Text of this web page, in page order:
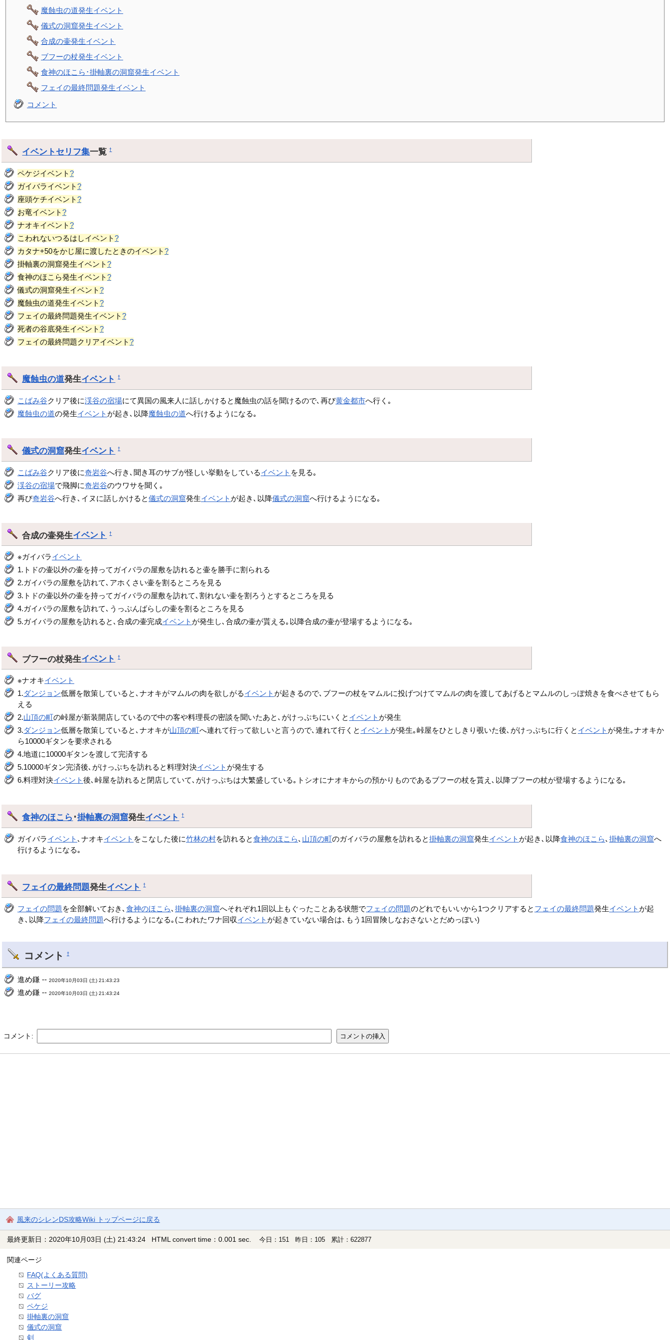
魔蝕虫の道発生イベント
儀式の洞窟発生イベント
合成の壷発生イベント
ブフーの杖発生イベント
食神のほこら･掛軸裏の洞窟発生イベント
フェイの最終問題発生イベント
コメント
イベント セリフ集一覧†
ペケジイベント?
ガイバライベント?
座頭ケチイベント?
お竜イベント?
ナオキイベント?
こわれないつるはしイベント?
カタナ+50をかじ屋に渡したときのイベント?
掛軸裏の洞窟発生イベント?
食神のほこら発生イベント?
儀式の洞窟発生イベント?
魔蝕虫の道発生イベント?
フェイの最終問題発生イベント?
死者の谷底発生イベント?
フェイの最終問題クリアイベント?
魔蝕虫の道発生イベント †
こばみ谷クリア後に渓谷の宿場にて異国の風来人に話しかけると魔蝕虫の話を聞けるので､再び黄金都市へ行く｡
魔蝕虫の道の発生イベント が起き､以降魔蝕虫の道へ行けるようになる｡
儀式の洞窟発生イベント †
こばみ谷クリア後に奇岩谷へ行き､聞き耳のサブが怪しい挙動をしているイベント を見る｡
渓谷の宿場で飛脚に奇岩谷のウワサを聞く｡
再び奇岩谷へ行き､イヌに話しかけると儀式の洞窟発生イベント が起き､以降儀式の洞窟へ行けるようになる｡
合成の壷発生イベント †
※ガイバライベント
1.トドの壷以外の壷を持ってガイバラの屋敷を訪れると壷を勝手に割られる
2.ガイバラの屋敷を訪れて､アホくさい壷を割るところを見る
3.トドの壷以外の壷を持ってガイバラの屋敷を訪れて､割れない壷を割ろうとするところを見る
4.ガイバラの屋敷を訪れて､うっぷんばらしの壷を割るところを見る
5.ガイバラの屋敷を訪れると､合成の壷完成イベント が発生し､合成の壷が貰える｡以降合成の壷が登場するようになる｡
ブフーの杖発生イベント †
※ナオキイベント
1.ダンジョン低層を散策していると､ナオキがマムルの肉を欲しがるイベント が起きるので､ブフーの杖をマムルに投げつけてマムルの肉を渡してあげるとマムルのしっぽ焼きを食べさせてもら
える
2.山頂の町の峠屋が新装開店しているので中の客や料理長の密談を聞いたあと､がけっぷちにいくと イベント が発生
3.ダンジョン低層を散策していると､ナオキが山頂の町へ連れて行って欲しいと言うので､連れて行くと イベント が発生｡峠屋をひとしきり覗いた後､がけっぷちに行くと イベント が発生｡ナオキか
ら10000ギタンを要求される
4.地道に10000ギタンを渡して完済する
5.10000ギタン完済後､がけっぷちを訪れると料理対決イベント が発生する
6.料理対決イベント後､峠屋を訪れると閉店していて､がけっぷちは大繁盛している｡トシオにナオキからの預かりものであるブフーの杖を貰え､以降ブフーの杖が登場するようになる｡
食神のほこら ･掛軸裏の洞窟発生イベント †
ガイバライベント ､ナオキイベント をこなした後に竹林の村を訪れると食神のほこら､ 山頂の町のガイバラの屋敷を訪れると掛軸裏の洞窟発生イベント が起き､以降食神のほこら､掛軸裏の洞窟へ
行けるようになる｡
フェイの最終問題発生イベント †
フェイの問題 を全部解いておき､食神のほこら､掛軸裏の洞窟へそれぞれ1回以上もぐったことある状態でフェイの問題のどれでもいいから1つクリアすると フェイの最終問題発生イベント が起
き､以降フェイの最終問題へ行けるようになる｡(こわれたワナ回収イベント が起きていない場合は､もう1回冒険しなおさないとだめっぽい)
コメント †
進め鎌 --2020年10月03日 (土) 21:43:23
進め鎌 --2020年10月03日 (土) 21:43:24
コメント:
風来のシレンDS攻略Wiki トップページに戻る
最終更新日：2020年10月03日 (土) 21:43:24 HTML convert time：0.001 sec. 今日：151 昨日：105 累計：622877
関連ページ
FAQ(よくある質問)
ストーリー攻略
バグ
ペケジ
掛軸裏の洞窟
儀式の洞窟
剣